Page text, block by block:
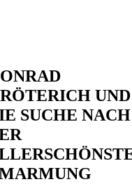
UND
SUCHE NACH